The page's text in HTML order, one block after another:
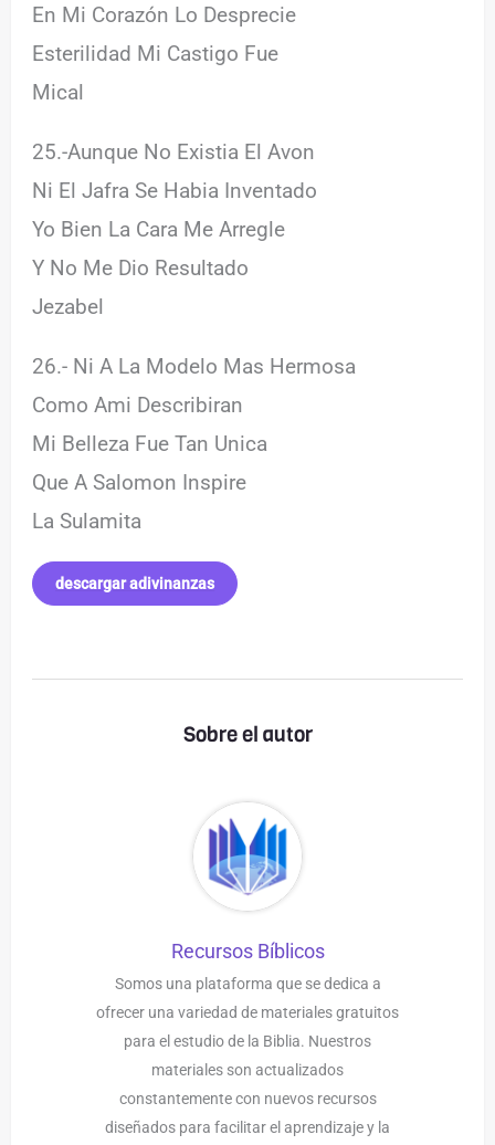
En Mi Corazón Lo Desprecie
Esterilidad Mi Castigo Fue
Mical
25.-Aunque No Existia El Avon
Ni El Jafra Se Habia Inventado
Yo Bien La Cara Me Arregle
Y No Me Dio Resultado
Jezabel
26.- Ni A La Modelo Mas Hermosa
Como Ami Describiran
Mi Belleza Fue Tan Unica
Que A Salomon Inspire
La Sulamita
descargar adivinanzas
Sobre el autor
Recursos Bíblicos
Somos una plataforma que se dedica a
ofrecer una variedad de materiales gratuitos
para el estudio de la Biblia. Nuestros
materiales son actualizados
constantemente con nuevos recursos
diseñados para facilitar el aprendizaje y la